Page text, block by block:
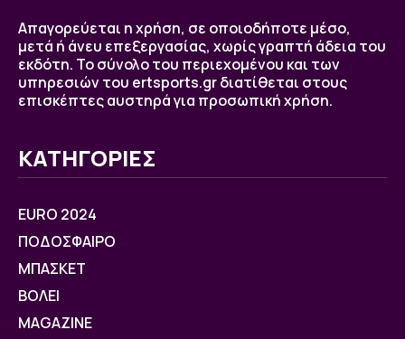
Απαγορεύεται η χρήση, σε οποιοδήποτε μέσο,
μετά ή άνευ επεξεργασίας, χωρίς γραπτή άδεια του
εκδότη. Το σύνολο του περιεχομένου και των
υπηρεσιών του ertsports.gr διατίθεται στους
επισκέπτες αυστηρά για προσωπική χρήση.
ΚΑΤΗΓΟΡΙΕΣ
EURO 2024
ΠΟΔΟΣΦΑΙΡΟ
ΜΠΑΣΚΕΤ
ΒOΛΕΙ
MAGAZINE